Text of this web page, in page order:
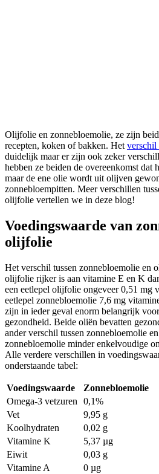
Olijfolie en zonnebloemolie, ze zijn
recepten, koken of bakken. Het verschil
duidelijk maar er zijn ook zeker
hebben ze beiden de overeenkomst dat
maar de ene olie wordt uit olijven
zonnebloempitten. Meer verschillen
olijfolie vertellen we in deze blog!
Voedingswaarde van
olijfolie
Het verschil tussen zonnebloemolie en
olijfolie rijker is aan vitamine E en K
een eetlepel olijfolie ongeveer 0,51 mg
eetlepel zonnebloemolie 7,6 mg
zijn in ieder geval enorm belangrijk
gezondheid. Beide oliën bevatten
ander verschil tussen zonnebloemolie
zonnebloemolie minder enkelvoudige
Alle verdere verschillen in
onderstaande tabel:
Voedingswaarde Zonnebloemolie
Omega-3 vetzuren
0,1%
Vet
9,95 g
Koolhydraten
0,02 g
Vitamine K
5,37 µg
Eiwit
0,03 g
Vitamine A
0 µg